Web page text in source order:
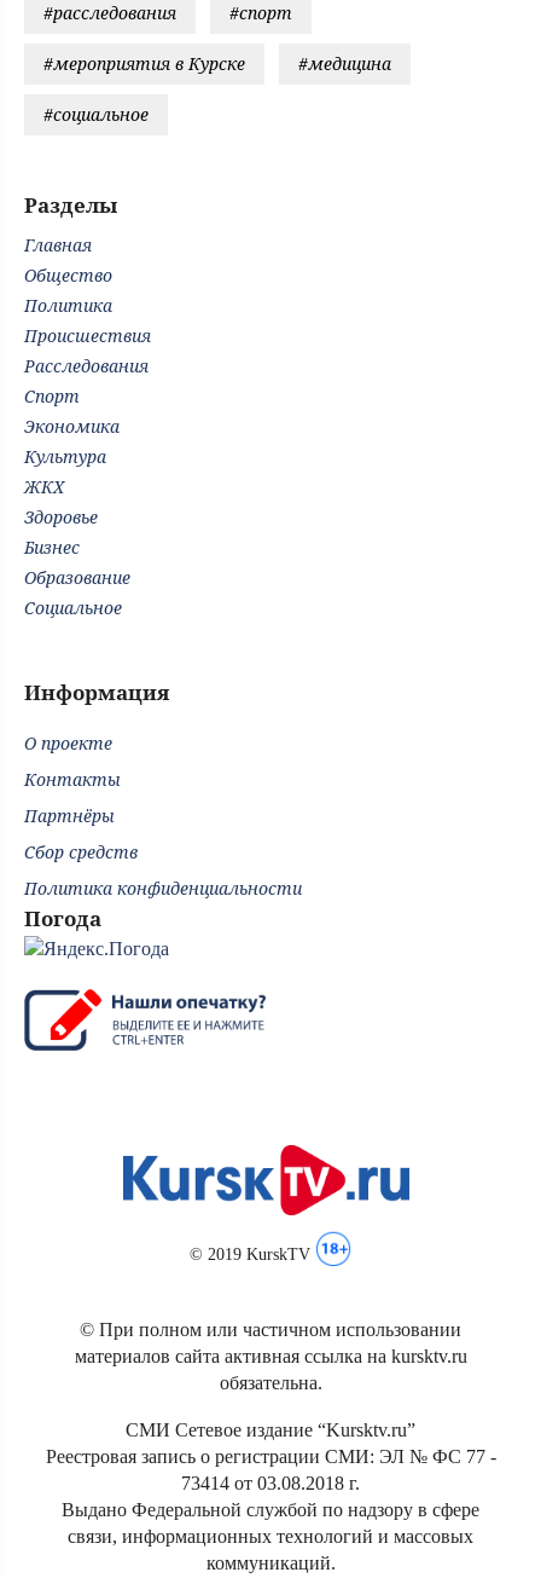
#расследования #спорт
#мероприятия в Курске #медицина
#социальное
Разделы
Главная
Общество
Политика
Происшествия
Расследования
Спорт
Экономика
Культура
ЖКХ
Здоровье
Бизнес
Образование
Социальное
Информация
О проекте
Контакты
Партнёры
Сбор средств
Политика конфиденциальности
Погода
© 2019 KurskTV
© При полном или частичном использовании
материалов сайта активная ссылка на kursktv.ru
обязательна.
СМИ Сетевое издание “Kursktv.ru”
Реестровая запись о регистрации СМИ: ЭЛ № ФС 77 -
73414 от 03.08.2018 г.
Выдано Федеральной службой по надзору в сфере
связи, информационных технологий и массовых
коммуникаций.